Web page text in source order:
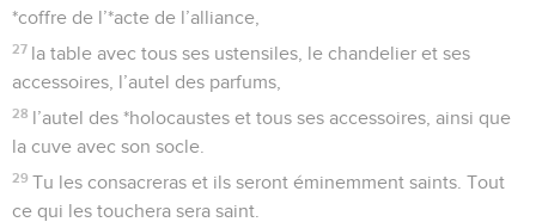
*coffre de l’*acte de l’alliance,
27 la table avec tous ses ustensiles, le chandelier et ses
accessoires, l’autel des parfums,
28 l’autel des *holocaustes et tous ses accessoires, ainsi que
la cuve avec son socle.
29 Tu les consacreras et ils seront éminemment saints. Tout
ce qui les touchera sera saint.